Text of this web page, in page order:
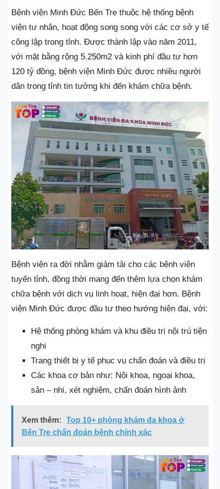
Bệnh viện Minh Đức Bến Tre thuộc hệ thống bệnh
viện tư nhân, hoạt động song song với các cơ sở y tế
công lập trong tỉnh. Được thành lập vào năm 2011,
với mặt bằng rộng 5.250m2 và kinh phí đầu tư hơn
120 tỷ đồng, bệnh viện Minh Đức được nhiều người
dân trong tỉnh tin tưởng khi đến khám chữa bệnh.
Bệnh viện ra đời nhằm giảm tải cho các bệnh viện
tuyến tỉnh, đồng thời mang đến thêm lựa chọn khám
chữa bệnh với dịch vụ linh hoạt, hiện đại hơn. Bệnh
viện Minh Đức được đầu tư theo hướng hiện đại, với:
Hệ thống phòng khám và khu điều trị nội trú tiện
nghi
Trang thiết bị y tế phục vụ chẩn đoán và điều trị
Các khoa cơ bản như: Nội khoa, ngoại khoa,
sản – nhi, xét nghiệm, chẩn đoán hình ảnh
Xem thêm:
Top 10+ phòng khám đa khoa ở
Bến Tre chẩn đoán bệnh chính xác